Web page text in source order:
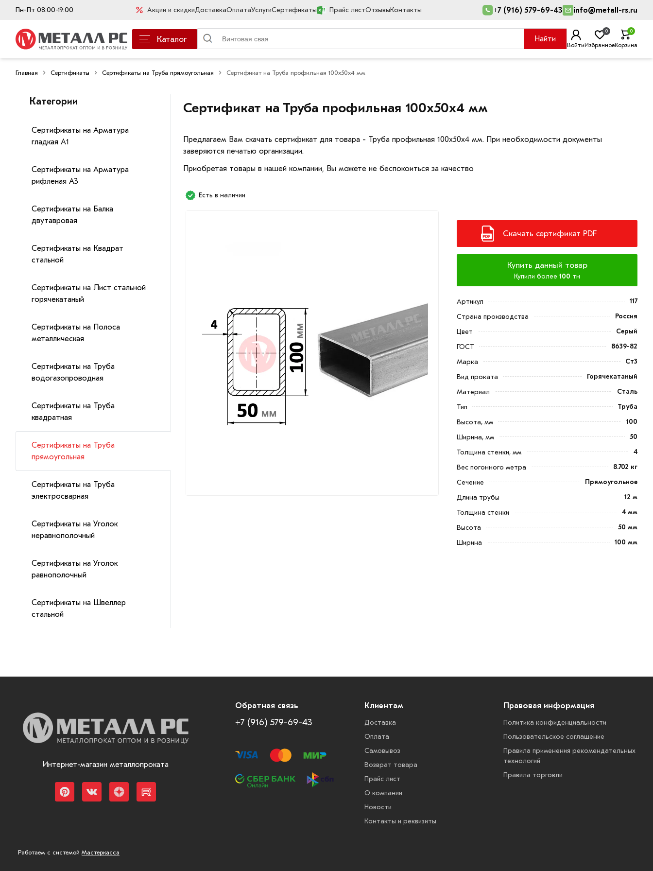
Пн-Пт 08:00-19:00 Акции и скидкиДоставкаОплатаУслугиСертификаты Прайс листОтзывыКонтакты +7 (916) 579-69-43 info@metall-rs.ru
Каталог Найти
ВойтиИзбранное
0
Корзина
0
Главная Сертификаты Сертификаты на Труба прямоугольная Сертификат на Труба профильная 100х50х4 мм
Категории
Сертификаты на Арматура
гладкая А1
Сертификаты на Арматура
рифленая А3
Сертификаты на Балка
двутавровая
Сертификаты на Квадрат
стальной
Сертификаты на Лист стальной
горячекатаный
Сертификаты на Полоса
металлическая
Сертификаты на Труба
водогазопроводная
Сертификаты на Труба
квадратная
Сертификаты на Труба
прямоугольная
Сертификаты на Труба
электросварная
Сертификаты на Уголок
неравнополочный
Сертификаты на Уголок
равнополочный
Сертификаты на Швеллер
стальной
Сертификат на Труба профильная 100х50х4 мм
Предлагаем Вам скачать сертификат для товара - Труба профильная 100х50х4 мм. При необходимости документы
заверяются печатью организации.
Приобретая товары в нашей компании, Вы можете не беспокоиться за качество
Есть в наличии
Скачать сертификат PDF
Купить данный товар
Купили более 100 тн
Артикул
117
Страна производства
Россия
Цвет
Серый
ГОСТ
8639-82
Марка
Ст3
Вид проката
Горячекатаный
Материал
Сталь
Тип
Труба
Высота, мм
100
Ширина, мм
50
Толщина стенки, мм
4
Вес погонного метра
8.702 кг
Сечение
Прямоугольное
Длина трубы
12 м
Толщина стенки
4 мм
Высота
50 мм
Ширина
100 мм
Интернет-магазин металлопроката
Обратная связь
+7 (916) 579-69-43
Клиентам
Доставка
Оплата
Самовывоз
Возврат товара
Прайс лист
О компании
Новости
Контакты и реквизиты
Правовая информация
Политика конфиденциальности
Пользовательское соглашение
Правила применения рекомендательных
технологий
Правила торговли
Работаем с системой Мастеркасса